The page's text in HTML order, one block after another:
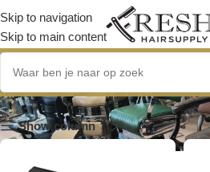
Skip to navigation
Skip to main content
Razor Holder
Show column